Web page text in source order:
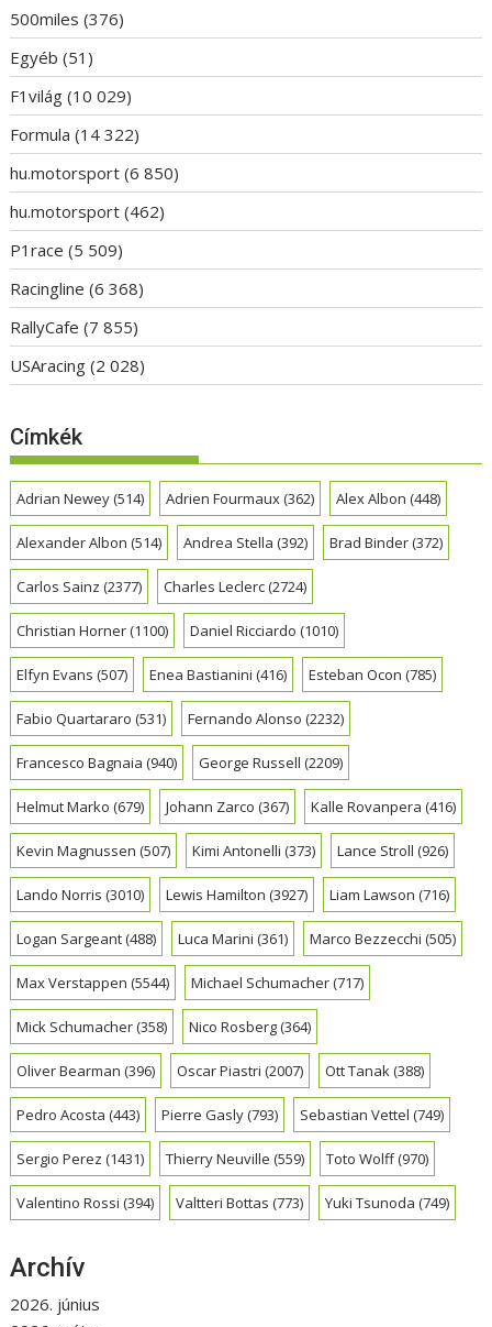
500miles (376)
Egyéb (51)
F1világ (10 029)
Formula (14 322)
hu.motorsport (6 850)
hu.motorsport (462)
P1race (5 509)
Racingline (6 368)
RallyCafe (7 855)
USAracing (2 028)
Címkék
Adrian Newey(514) Adrien Fourmaux(362) Alex Albon (448)
Alexander Albon (514) Andrea Stella (392) Brad Binder(372)
Carlos Sainz (2377) Charles Leclerc(2724)
Christian Horner(1100) Daniel Ricciardo (1010)
Elfyn Evans (507) Enea Bastianini (416) Esteban Ocon (785)
Fabio Quartararo (531) Fernando Alonso (2232)
Francesco Bagnaia (940) George Russell (2209)
Helmut Marko (679) Johann Zarco (367) Kalle Rovanpera (416)
Kevin Magnussen (507) Kimi Antonelli (373) Lance Stroll (926)
Lando Norris (3010) Lewis Hamilton (3927) Liam Lawson (716)
Logan Sargeant(488) Luca Marini (361) Marco Bezzecchi (505)
Max Verstappen (5544) Michael Schumacher(717)
Mick Schumacher(358) Nico Rosberg(364)
Oliver Bearman (396) Oscar Piastri (2007) Ott Tanak(388)
Pedro Acosta (443) Pierre Gasly(793) Sebastian Vettel (749)
Sergio Perez (1431) Thierry Neuville (559) Toto Wolff(970)
Valentino Rossi (394) Valtteri Bottas (773) Yuki Tsunoda (749)
Archív
2026. június